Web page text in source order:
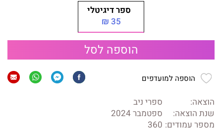
ספר דיגיטלי
35 ₪
הוספה לסל
הוספה למועדפים
הוצאה:
ספרי ניב
שנת הוצאה:
ספטמבר 2024
מספר עמודים: 360